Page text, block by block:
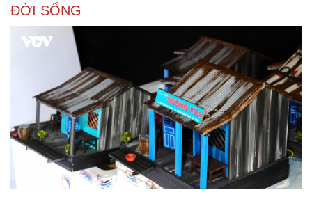
Du lịch
check-in
Podcast
Câu chuyện thời sự
Đọc truyện đêm khuya
Cửa sổ tình yêu
Kể chuyện cho bé
Hạt giống tâm hồn
ĐỜI SỐNG